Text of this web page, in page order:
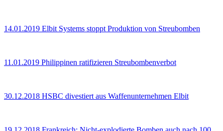
14.01.2019 Elbit Systems stoppt Produktion von Streubomben
11.01.2019 Philippinen ratifizieren Streubombenverbot
30.12.2018 HSBC divestiert aus Waffenunternehmen Elbit